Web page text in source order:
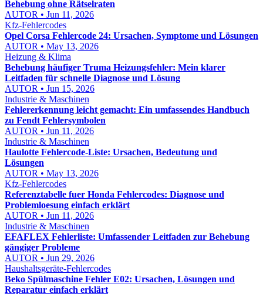
Behebung ohne Rätselraten
AUTOR • Jun 11, 2026
Kfz-Fehlercodes
Opel Corsa Fehlercode 24: Ursachen, Symptome und Lösungen
AUTOR • May 13, 2026
Heizung & Klima
Behebung häufiger Truma Heizungsfehler: Mein klarer
Leitfaden für schnelle Diagnose und Lösung
AUTOR • Jun 15, 2026
Industrie & Maschinen
Fehlererkennung leicht gemacht: Ein umfassendes Handbuch
zu Fendt Fehlersymbolen
AUTOR • Jun 11, 2026
Industrie & Maschinen
Haulotte Fehlercode-Liste: Ursachen, Bedeutung und
Lösungen
AUTOR • May 13, 2026
Kfz-Fehlercodes
Referenztabelle fuer Honda Fehlercodes: Diagnose und
Problemloesung einfach erklärt
AUTOR • Jun 11, 2026
Industrie & Maschinen
EFAFLEX Fehlerliste: Umfassender Leitfaden zur Behebung
gängiger Probleme
AUTOR • Jun 29, 2026
Haushaltsgeräte-Fehlercodes
Beko Spülmaschine Fehler E02: Ursachen, Lösungen und
Reparatur einfach erklärt